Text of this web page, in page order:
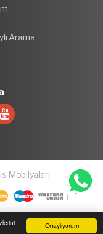
Onaylıyorum
Arama
Mobilyaları